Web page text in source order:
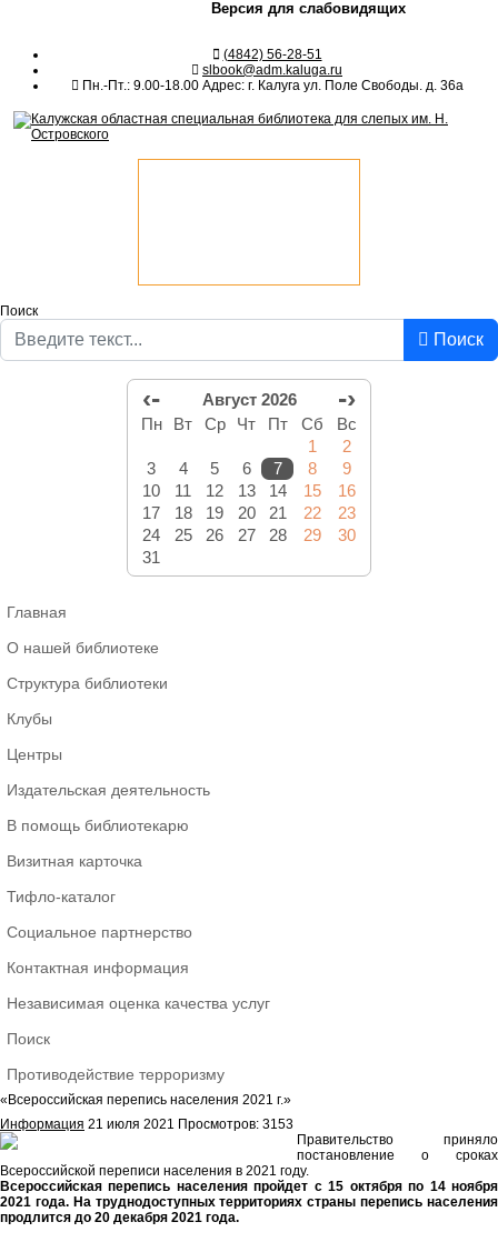
Версия для слабовидящих
(4842) 56-28-51
slbook@adm.kaluga.ru
Пн.-Пт.: 9.00-18.00 Адрес: г. Калуга ул. Поле Свободы. д. 36а
Поиск
Поиск
‹- Август 2026 -›
Пн Вт Ср Чт Пт Сб
Вс
1
2
3
4 5 6 7 8
9
10
11 12 13 14 15
16
17
18 19 20 21 22
23
24
25 26 27 28 29
30
31
Главная
О нашей библиотеке
Структура библиотеки
Клубы
Центры
Издательская деятельность
В помощь библиотекарю
Визитная карточка
Тифло-каталог
Социальное партнерство
Контактная информация
Независимая оценка качества услуг
Поиск
Противодействие терроризму
«Всероссийская перепись населения 2021 г.»
Информация 21 июля 2021 Просмотров: 3153
Правительство приняло
постановление о сроках
Всероссийской переписи населения в 2021 году.
Всероссийская перепись населения пройдет с 15 октября по 14 ноября
2021 года. На труднодоступных территориях страны перепись населения
продлится до 20 декабря 2021 года.